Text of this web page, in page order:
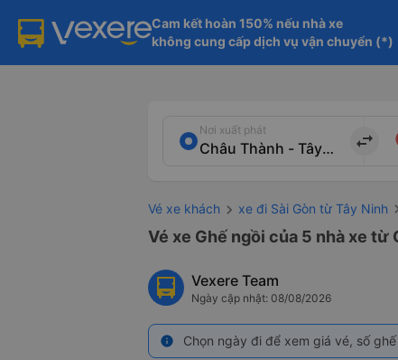
Cam kết hoàn 150% nếu nhà xe
không cung cấp dịch vụ vận chuyển (*)
Nơi xuất phát
import_export
Vé xe khách xe đi Sài Gòn từ Tây Ninh
Vé xe Ghế ngồi của 5 nhà xe từ
Vexere Team
Ngày cập nhật: 08/08/2026
info Chọn ngày đi để xem giá vé, số